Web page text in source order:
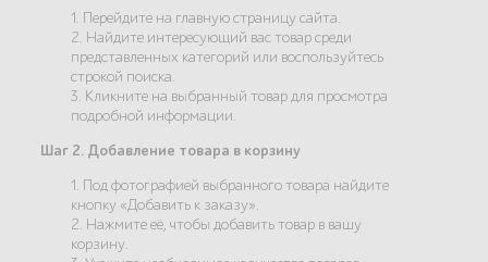
1. Перейдите на главную страницу сайта.
2. Найдите интересующий вас товар среди
представленных категорий или воспользуйтесь
строкой поиска.
3. Кликните на выбранный товар для просмотра
подробной информации.
Шаг 2. Добавление товара в корзину
1. Под фотографией выбранного товара найдите
кнопку «Добавить к заказу».
2. Нажмите её, чтобы добавить товар в вашу
корзину.